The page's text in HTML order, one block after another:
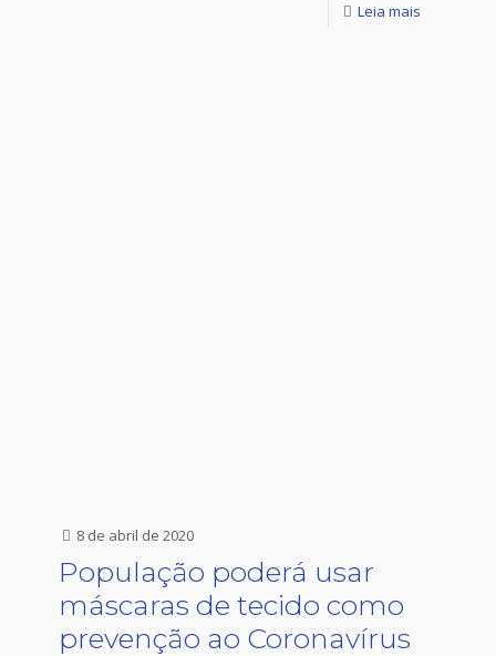
Leia mais
8 de abril de 2020
População poderá usar
máscaras de tecido como
prevenção ao Coronavírus